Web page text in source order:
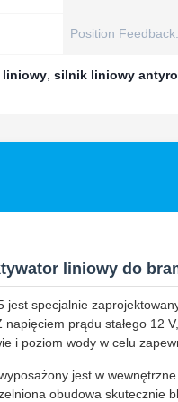
Position Feedback:
liniowy silnik liniowy
liniowy do
jest specjalnie
prądu stałego 12
i poziom wody w celu
jest w
obudowa skutecznie